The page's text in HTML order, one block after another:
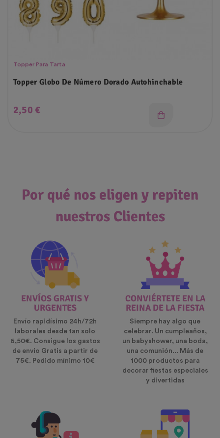
Topper Para Tarta
Topper Globo De Número Dorado Autohinchable
Precio
2,50 €
Por qué nos eligen y repiten
nuestros Clientes
ENVÍOS GRATIS Y
URGENTES
Envío rapidísimo 24h/72h
laborales desde tan solo
6,50€. Consigue los gastos
de envio Gratis a partir de
75€. Pedido mínimo 10€
CONVIÉRTETE EN LA
REINA DE LA FIESTA
Siempre hay algo que
celebrar. Un cumpleaños,
un babyshower, una boda,
una comunión... Más de
1000 productos para
decorar fiestas especiales
y divertidas